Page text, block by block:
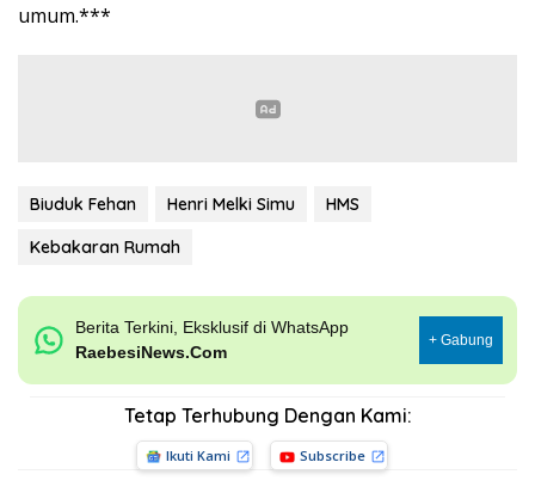
umum.***
Biuduk Fehan Henri Melki Simu
HMS
Kebakaran Rumah
Berita Terkini, Eksklusif di WhatsApp
RaebesiNews.Com
+ Gabung
Tetap Terhubung Dengan Kami:
Ikuti Kami Subscribe